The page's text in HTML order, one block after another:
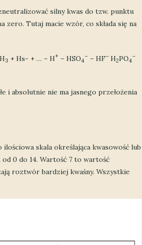
silny kwas do tzw. punktu
Tutaj macie wzór, co składa się na
3 + Hs- + … – H+ – HSO4
– – HF– H2PO4
–
i absolutnie nie ma jasnego przełożenia
skala określająca kwasowość lub
0 do 14. Wartość 7 to wartość
roztwór bardziej kwaśny. Wszystkie